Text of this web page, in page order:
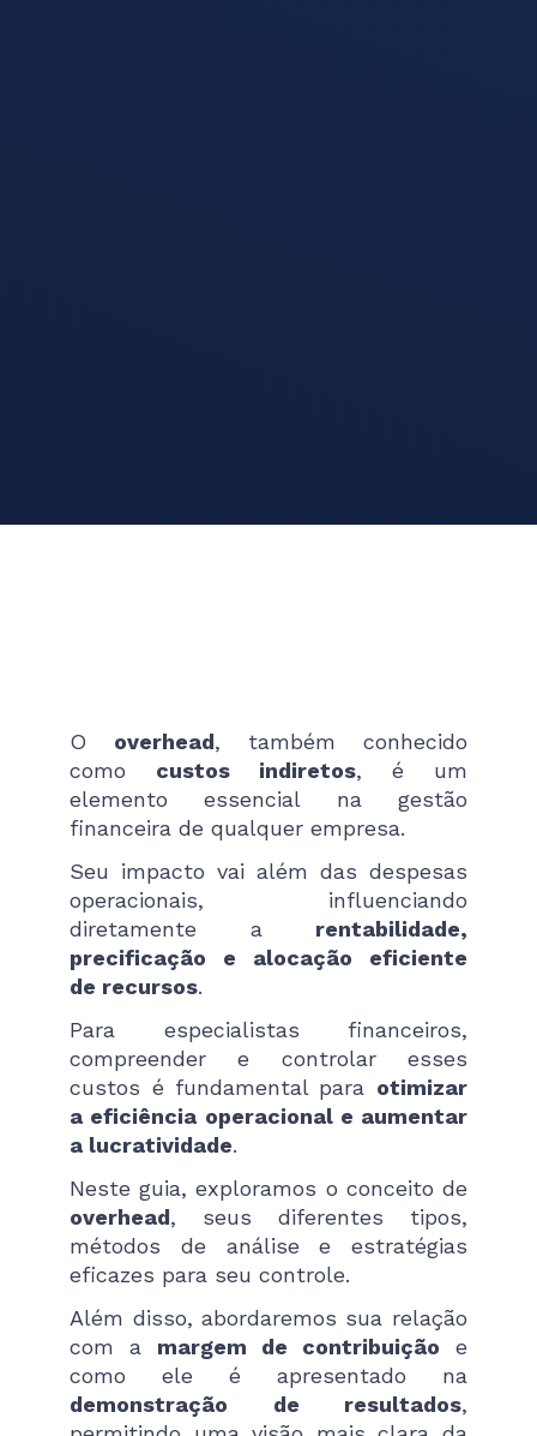
O overhead, também conhecido
como custos indiretos, é um
elemento essencial na gestão
financeira de qualquer empresa.
Seu impacto vai além das despesas
operacionais, influenciando
diretamente a rentabilidade,
precificação e alocação eficiente
de recursos.
Para especialistas financeiros,
compreender e controlar esses
custos é fundamental para otimizar
a eficiência operacional e aumentar
a lucratividade.
Neste guia, exploramos o conceito de
overhead, seus diferentes tipos,
métodos de análise e estratégias
eficazes para seu controle.
Além disso, abordaremos sua relação
com a margem de contribuição e
como ele é apresentado na
demonstração de resultados,